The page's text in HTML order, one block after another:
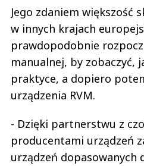
Jego zdaniem większość
w innych krajach
prawdopodobnie
manualnej, by zobaczyć,
praktyce, a dopiero
urządzenia RVM.
- Dzięki partnerstwu z
producentami urządzeń
urządzeń